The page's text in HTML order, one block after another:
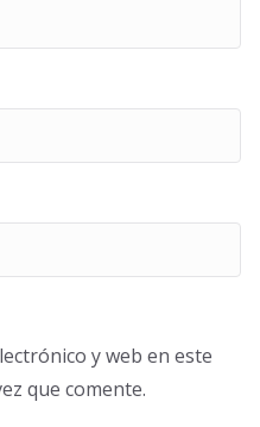
y web en este
que comente.